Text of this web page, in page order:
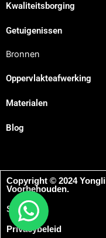
Kwaliteitsborging
Getuigenissen
Bronnen
Oppervlakteafwerking
Materialen
Blog
Copyright © 2024
Voorbehouden.
Sitemap
Privacybeleid